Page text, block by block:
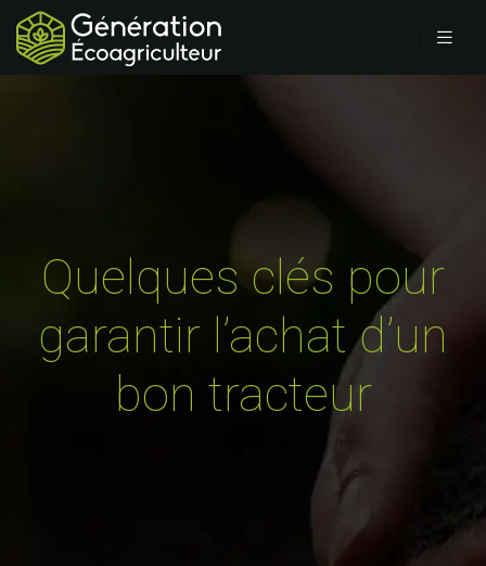
Quelques clés pour
garantir l’achat d’un
bon tracteur